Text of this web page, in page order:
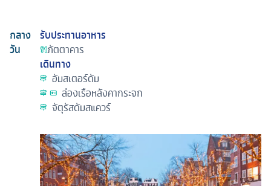
กลาง
วัน
รับประทานอาหาร
ภัตตาคาร
เดินทาง
อัมสเตอร์ดัม
ล่องเรือหลังคากระจก
จัตุรัสดัมสแควร์